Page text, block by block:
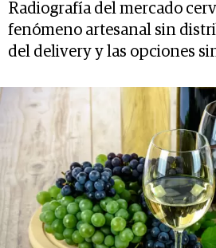
Radiografía del mercado
fenómeno artesanal sin
del delivery y las opciones